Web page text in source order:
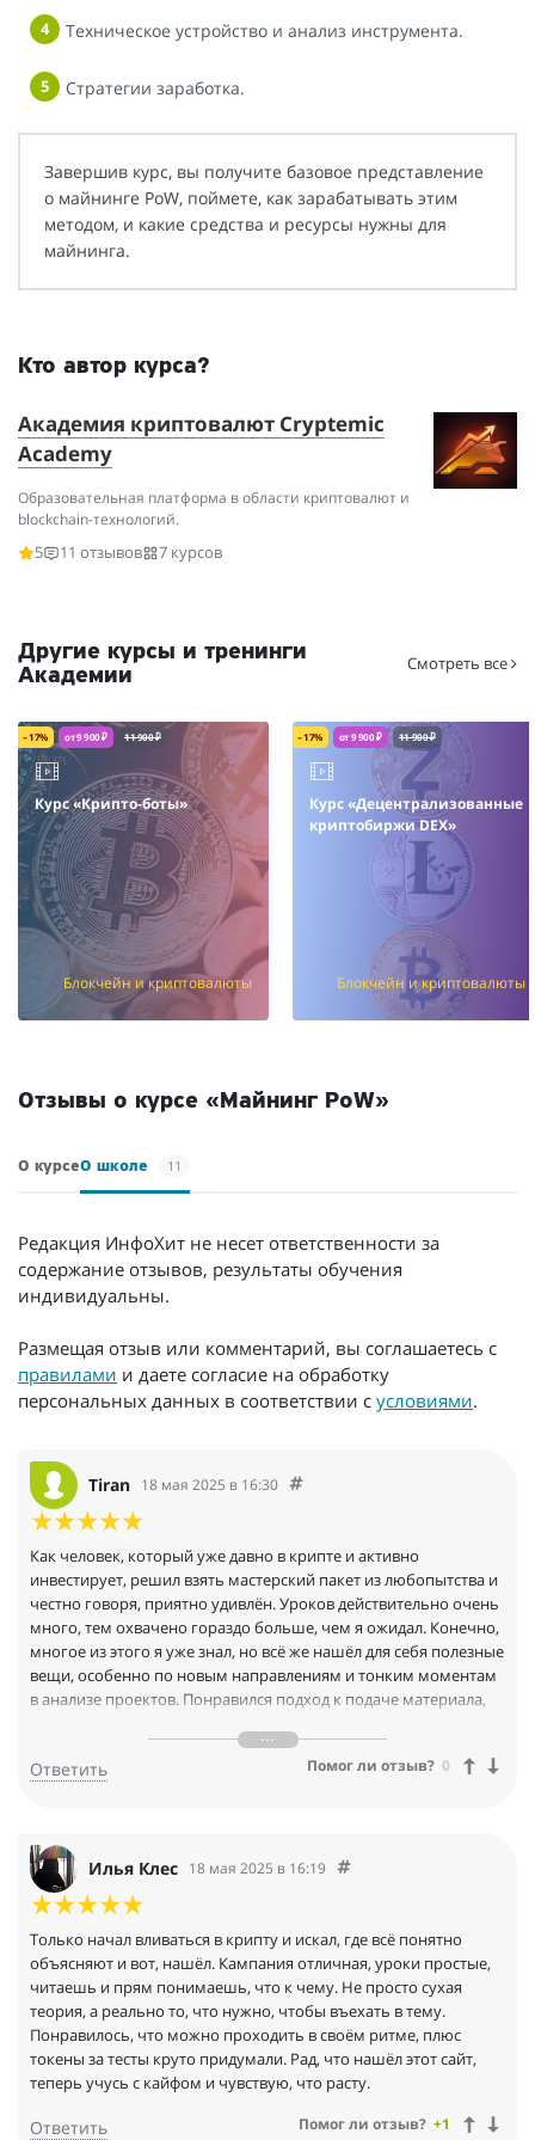
Техническое устройство и анализ инструмента.
Стратегии заработка.
Завершив курс, вы получите базовое представление
о майнинге PoW, поймете, как зарабатывать этим
методом, и какие средства и ресурсы нужны для
майнинга.
Кто автор курса?
Академия криптовалют Cryptemic
Academy
Образовательная платформа в области криптовалют и
blockchain-технологий.
5
11 отзывов 7 курсов
Другие курсы и тренинги
Академии
Смотреть все
– 17% от 9 900 ₽ 11 900 ₽
Курс «Крипто-боты»
Блокчейн и криптовалюты
– 17% от 9 900 ₽ 11 900 ₽
Курс «Децентрализованные
криптобиржи DEX»
Блокчейн и криптовалюты
Отзывы о курсе «Майнинг PoW»
О курсеО школе 11
Редакция ИнфоХит не несет ответственности за
содержание отзывов, результаты обучения
индивидуальны.
Размещая отзыв или комментарий, вы соглашаетесь с
правилами и даете согласие на обработку
персональных данных в соответствии с условиями.
Tiran 18 мая 2025 в 16:30
Как человек, который уже давно в крипте и активно
инвестирует, решил взять мастерский пакет из любопытства и
честно говоря, приятно удивлён. Уроков действительно очень
много, тем охвачено гораздо больше, чем я ожидал. Конечно,
многое из этого я уже знал, но всё же нашёл для себя полезные
вещи, особенно по новым направлениям и тонким моментам
в анализе проектов. Понравился подход к подаче материала,
было ориентировано именно на опытных пользователей,
тогда точно поставил бы 5. Но в целом достойный курс, для
Ответить Помог ли отзыв? 0
Илья Клес 18 мая 2025 в 16:19
Только начал вливаться в крипту и искал, где всё понятно
объясняют и вот, нашёл. Кампания отличная, уроки простые,
читаешь и прям понимаешь, что к чему. Не просто сухая
теория, а реально то, что нужно, чтобы въехать в тему.
Понравилось, что можно проходить в своём ритме, плюс
токены за тесты круто придумали. Рад, что нашёл этот сайт,
теперь учусь с кайфом и чувствую, что расту.
Ответить Помог ли отзыв? +1